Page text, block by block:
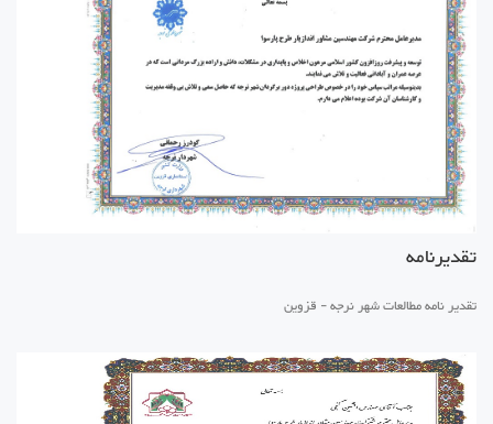
تقدیرنامه
تقدیر نامه مطالعات شهر نرجه - قزوین